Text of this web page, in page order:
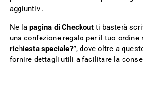
aggiuntivi.
Nellapagina di Checkoutti basterà
una confezione regalo per il tuo ordine
richiesta speciale?”, dove oltre a
fornire dettagli utili a facilitare la